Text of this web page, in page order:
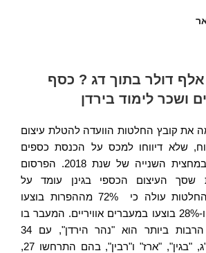
מי החביא 40 אלף דולר בתוך דג ? כסף
ושכר לימוד בירדן
את קובץ החלטות הוועדה להטלת עיצום
שלא דיווחו למכס על הכנסת כספים
לישראל והוצאתם במחצית השנייה של שנת 2018. הפרסום
שסך העיצום הכספי בגינן עומד על
2,423,570 ₪. מההחלטות עולה כי 72% מההפרות בוצעו
במעברים יבשתיים ו-28% בוצעו במעברים אוויריים. המעבר בו
התרחשו ההפרות הרבות ביותר הוא "נהר הירדן", עם 34
הפרות. אחריו נתב"ג, "בגין", "ארז" ו"רבין", בהם התרחשו 27,